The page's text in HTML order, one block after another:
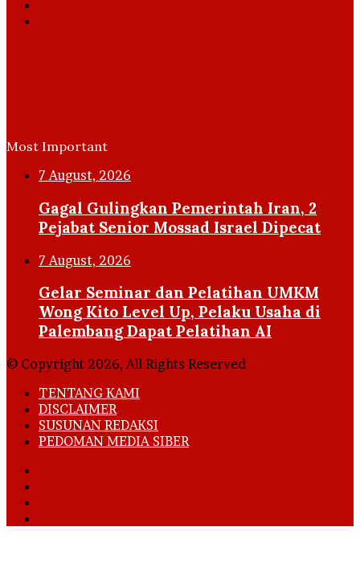
Most Important
7 August, 2026
Gagal Gulingkan Pemerintah Iran, 2
Pejabat Senior Mossad Israel Dipecat
7 August, 2026
Gelar Seminar dan Pelatihan UMKM
Wong Kito Level Up, Pelaku Usaha di
Palembang Dapat Pelatihan AI
© Copyright 2026, All Rights Reserved
TENTANG KAMI
DISCLAIMER
SUSUNAN REDAKSI
PEDOMAN MEDIA SIBER